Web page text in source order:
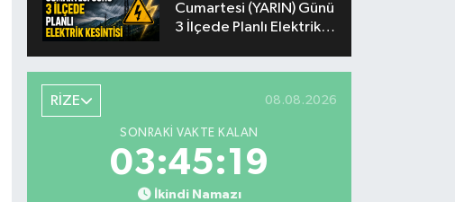
Cumartesi (YARIN) Günü
3 İlçede Planlı Elektrik
RİZE 08.08.2026
SONRAKI VAKTE KALAN
03:45:18
İkindi Namazı